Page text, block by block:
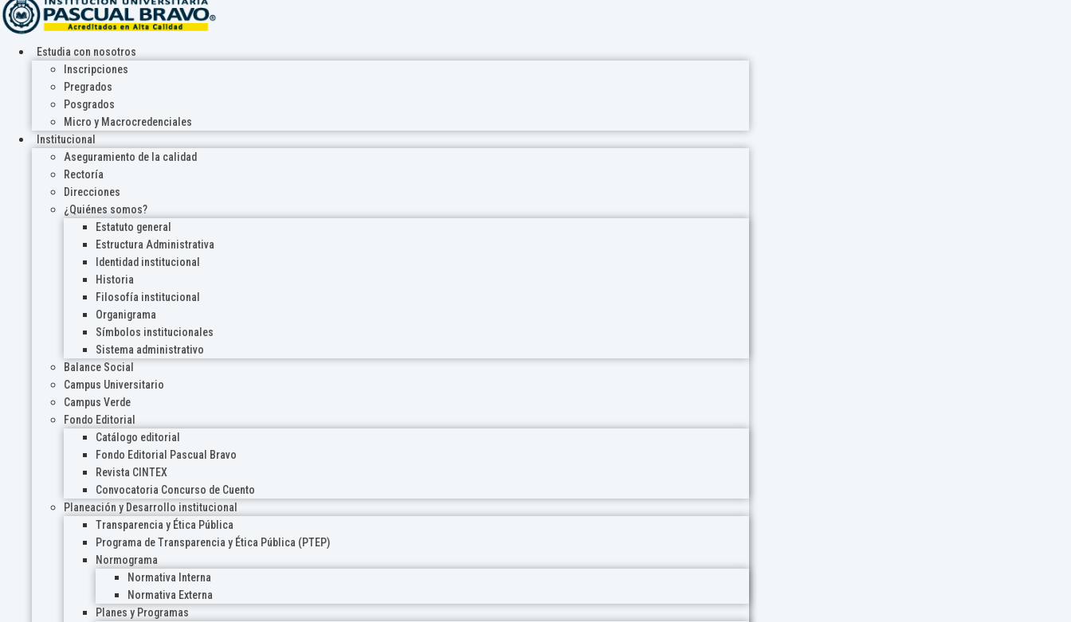
Estudia con nosotros
Inscripciones
Pregrados
Posgrados
Micro y Macrocredenciales
Institucional
Aseguramiento de la calidad
Rectoría
Direcciones
¿Quiénes somos?
Estatuto general
Estructura Administrativa
Identidad institucional
Historia
Filosofía institucional
Organigrama
Símbolos institucionales
Sistema administrativo
Balance Social
Campus Universitario
Campus Verde
Fondo Editorial
Catálogo editorial
Fondo Editorial Pascual Bravo
Revista CINTEX
Convocatoria Concurso de Cuento
Planeación y Desarrollo institucional
Transparencia y Ética Pública
Programa de Transparencia y Ética Pública (PTEP)
Normograma
Normativa Interna
Normativa Externa
Planes y Programas